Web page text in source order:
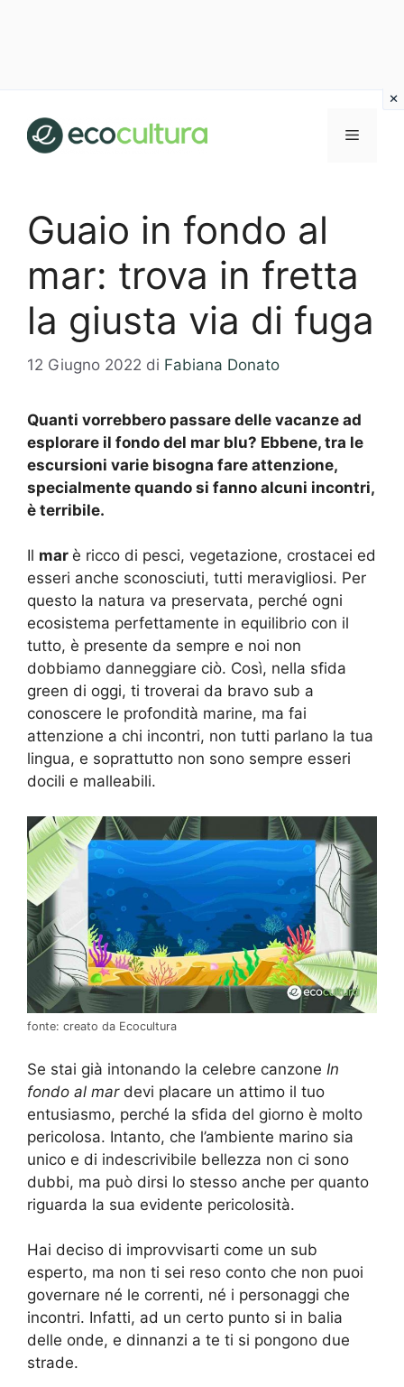
contenuto
MENU
Guaio in fondo al
mar: trova in fretta
la giusta via di fuga
12 Giugno 2022 di Fabiana Donato
Quanti vorrebbero passare delle vacanze ad
esplorare il fondo del mar blu? Ebbene, tra le
escursioni varie bisogna fare attenzione,
specialmente quando si fanno alcuni incontri,
è terribile.
Il mar è ricco di pesci, vegetazione, crostacei ed
esseri anche sconosciuti, tutti meravigliosi. Per
questo la natura va preservata, perché ogni
ecosistema perfettamente in equilibrio con il
tutto, è presente da sempre e noi non
dobbiamo danneggiare ciò. Così, nella sfida
green di oggi, ti troverai da bravo sub a
conoscere le profondità marine, ma fai
attenzione a chi incontri, non tutti parlano la tua
lingua, e soprattutto non sono sempre esseri
docili e malleabili.
fonte: creato da Ecocultura
Se stai già intonando la celebre canzone In
fondo al mar devi placare un attimo il tuo
entusiasmo, perché la sfida del giorno è molto
pericolosa. Intanto, che l’ambiente marino sia
unico e di indescrivibile bellezza non ci sono
dubbi, ma può dirsi lo stesso anche per quanto
riguarda la sua evidente pericolosità.
Hai deciso di improvvisarti come un sub
esperto, ma non ti sei reso conto che non puoi
governare né le correnti, né i personaggi che
incontri. Infatti, ad un certo punto si in balia
delle onde, e dinnanzi a te ti si pongono due
strade.